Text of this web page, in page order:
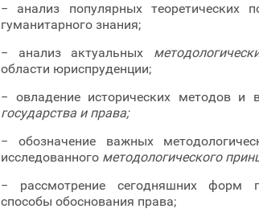
− анализ популярных теоретических
гуманитарного знания;
− анализ актуальных
области юриспруденции;
− овладение исторических методов и
государства и права;
− обозначение важных
исследованного методологического
− рассмотрение сегодняшних форм
способы обоснования права;